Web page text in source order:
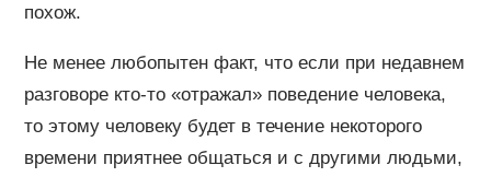
похож.
Не менее любопытен факт, что если при недавнем
разговоре кто-то «отражал» поведение человека,
то этому человеку будет в течение некоторого
времени приятнее общаться и с другими людьми,